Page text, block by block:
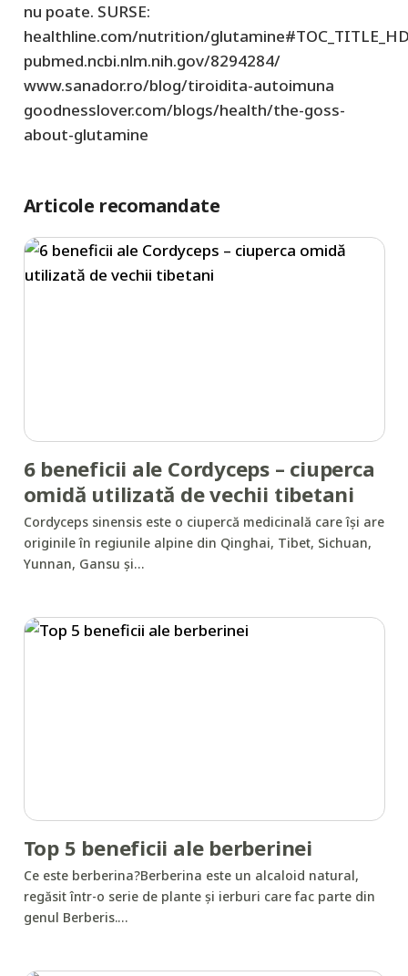
nu poate. SURSE:
healthline.com/nutrition/
pubmed.ncbi.nlm.nih.gov/8294284/
www.sanador.ro/blog/tiroidita-autoimuna
goodnesslover.com/blogs/health/the-goss-
about-glutamine
Articole recomandate
6 beneficii ale Cordyceps – ciuperca
omidă utilizată de vechii tibetani
Cordyceps sinensis este o ciupercă medicinală care își are
originile în regiunile alpine din Qinghai, Tibet, Sichuan,
Yunnan, Gansu și…
Top 5 beneficii ale berberinei
Ce este berberina?Berberina este un alcaloid natural,
regăsit într-o serie de plante și ierburi care fac parte din
genul Berberis.…